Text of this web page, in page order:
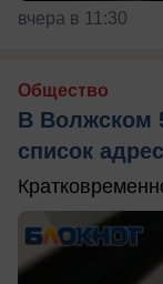
вчера в 11:30
Общество
В Волжском
список